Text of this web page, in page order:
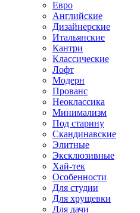
Евро
Английские
Дизайнерские
Итальянские
Кантри
Классические
Лофт
Модерн
Прованс
Неоклассика
Минимализм
Под старину
Скандинавские
Элитные
Эксклюзивные
Хай-тек
Особенности
Для студии
Для хрущевки
Для дачи